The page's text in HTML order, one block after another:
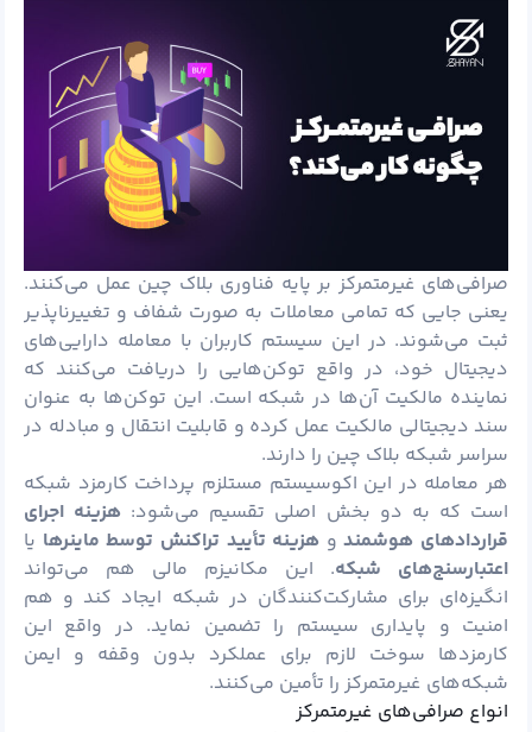
صرافی‌های غیرمتمرکز بر پایه فناوری بلاک چین عمل می‌کنند.
یعنی جایی که تمامی معاملات به صورت شفاف و تغییرناپذیر
ثبت می‌شوند. در این سیستم کاربران با معامله دارایی‌های
دیجیتال خود، در واقع توکن‌هایی را دریافت می‌کنند که
نماینده مالکیت آن‌ها در شبکه است. این توکن‌ها به عنوان
سند دیجیتالی مالکیت عمل کرده و قابلیت انتقال و مبادله در
سراسر شبکه بلاک چین را دارند.
هر معامله در این اکوسیستم مستلزم پرداخت کارمزد شبکه
است که به دو بخش اصلی تقسیم می‌شود: هزینه اجرای
قراردادهای هوشمندو هزینه تأیید تراکنش توسط ماینرها یا
اعتبارسنج‌های شبکه. این مکانیزم مالی هم می‌تواند
انگیزه‌ای برای مشارکت‌کنندگان در شبکه ایجاد ‌کند و هم
امنیت و پایداری سیستم را تضمین ‌نماید. در واقع این
کارمزدها سوخت لازم برای عملکرد بدون وقفه و ایمن
شبکه‌های غیرمتمرکز را تأمین می‌کنند.
انواع صرافی‌های غیرمتمرکز